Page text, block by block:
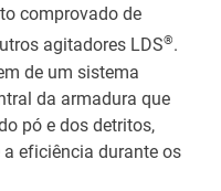
comprovado de
agitadores LDS®.
de um sistema
da armadura que
pó e dos detritos,
eficiência durante os